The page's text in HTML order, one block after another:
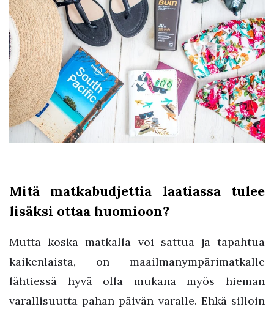
Mitä matkabudjettia laatiassa tulee
lisäksi ottaa huomioon?
Mutta koska matkalla voi sattua ja tapahtua
kaikenlaista, on maailmanympärimatkalle
lähtiessä hyvä olla mukana myös hieman
varallisuutta pahan päivän varalle. Ehkä silloin